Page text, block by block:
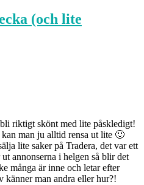
(och lite
riktigt skönt med lite påskledigt!
man ju alltid rensa ut lite 🙂
lite saker på Tradera, det var ett
annonserna i helgen så blir det
många är inne och letar efter
känner man andra eller hur?!